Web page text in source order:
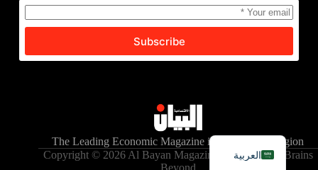
Subscribe
The Leading Economic Magazine in the MENA Region
Copyright © 2026 Al Bayan Magazine - Powered by Brains
Beyond
العربية